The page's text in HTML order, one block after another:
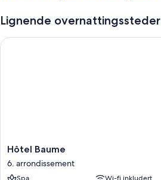
Lignende overnattingssteder
Hôtel
Baume
6.
Hôtel Baume
6. arrondissement
Hôtel Baume